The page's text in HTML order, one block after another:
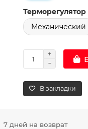
Терморегулятор
Механический
В закладки
7 дней на возврат